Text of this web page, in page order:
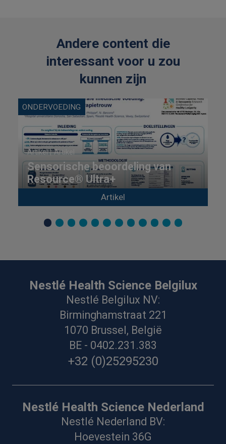
Andere content die
interessant voor u zou
kunnen zijn
ONDERVOEDING
Artikel | Artikel
Sensorische beoordeling van
Resource® Ultra+
Artikel
Nestlé Health Science Belgilux
Nestlé Belgilux NV:
Birminghamstraat 221
1070 Brussel, België
BE - 0402.231.383
+32 (0)25295230
Nestlé Health Science Nederland
Nestlé Nederland BV:
Hoevestein 36G